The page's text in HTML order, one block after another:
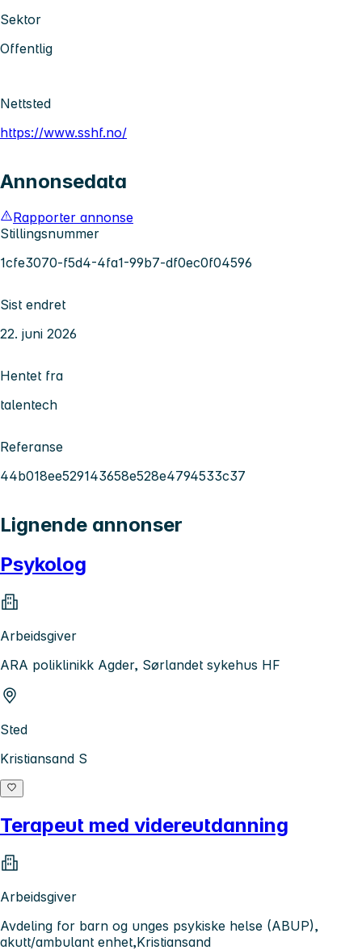
Sektor
Offentlig
Nettsted
https://www.sshf.no/
Annonsedata
Rapporter annonse
Stillingsnummer
1cfe3070-f5d4-4fa1-99b7-df0ec0f04596
Sist endret
22. juni 2026
Hentet fra
talentech
Referanse
44b018ee529143658e528e4794533c37
Lignende annonser
Psykolog
Arbeidsgiver
ARA poliklinikk Agder, Sørlandet sykehus HF
Sted
Kristiansand S
Terapeut med videreutdanning
Arbeidsgiver
Avdeling for barn og unges psykiske helse (ABUP),
akutt/ambulant enhet,Kristiansand